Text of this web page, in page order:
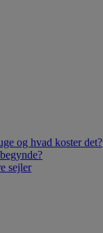
og hvad koster det?
sejler